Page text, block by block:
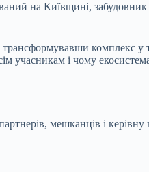
на Київщині,
трансформувавши комплекс у
учасникам і чому
мешканців і